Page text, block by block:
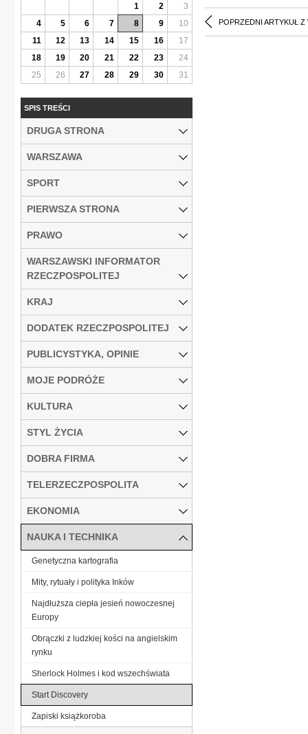
POPRZEDNI ARTYKUŁ Z
1
2
3
4
5 6 7 8 9
10
11
12 13 14 15 16
17
18
19 20 21 22 23
24
25
26 27 28 29 30 31
SPIS TREŚCI
DRUGA STRONA
WARSZAWA
SPORT
PIERWSZA STRONA
PRAWO
WARSZAWSKI INFORMATOR
RZECZPOSPOLITEJ
KRAJ
DODATEK RZECZPOSPOLITEJ
PUBLICYSTYKA, OPINIE
MOJE PODRÓŻE
KULTURA
STYL ŻYCIA
DOBRA FIRMA
TELERZECZPOSPOLITA
EKONOMIA
NAUKA I TECHNIKA
Genetyczna kartografia
Mity, rytuały i polityka Inków
Najdłuższa ciepła jesień nowoczesnej
Europy
Obrączki z ludzkiej kości na angielskim
rynku
Sherlock Holmes i kod wszechświata
Start Discovery
Zapiski książkoroba